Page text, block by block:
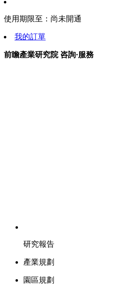
使用期限至： 尚未開通
我的訂單
前瞻產業研究院 咨詢·服務
研究報告
產業規劃
園區規劃